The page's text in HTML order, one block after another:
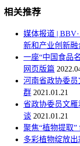
相关推荐
媒体报道 |
新和产业创新融
一座“中国食品
网页版篇
河南省政协委
群 2021.01.21
省政协委员文
谈 2021.01.21
聚焦“植物提取
多彩植物绽放出